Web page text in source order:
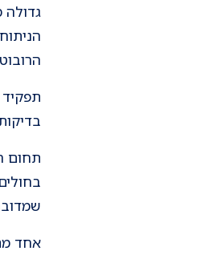
גדולה
תחום
אחד